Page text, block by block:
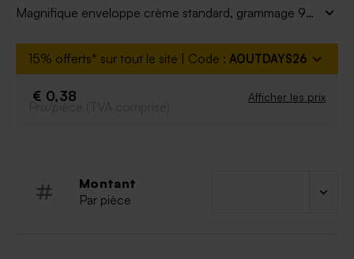
Magnifique enveloppe crème standard, grammage 95
15% offerts* sur tout le site | Code : AOUTDAYS26
€ 0,38 Afficher les prix
Prix/pièce (TVA comprise)
Montant
Par pièce